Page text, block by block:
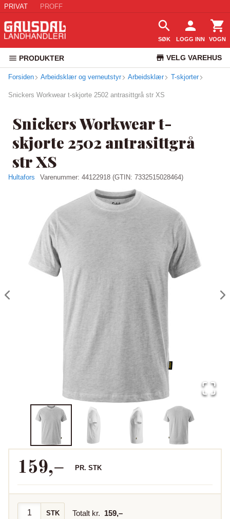
PRIVAT PROFF
SØK LOGG INN VOGN
PRODUKTER VELG VAREHUS
KUNDESERVICE
Forsiden Arbeidsklær og verneutstyr Arbeidsklær T-skjorter
Snickers Workwear t-skjorte 2502 antrasittgrå str XS
Snickers Workwear t-
skjorte 2502 antrasittgrå
str XS
Hultafors Varenummer: 44122918 (GTIN: 7332515028464)
159,– PR. STK
STK Totalt kr. 159,–